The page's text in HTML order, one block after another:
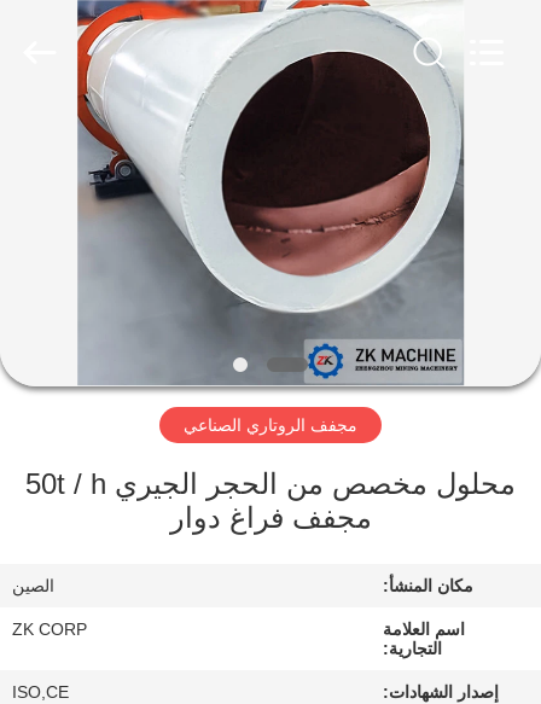
منتجات
أشرطة
عرض
الافتراضي
جولة
مجفف الروتاري الصناعي
محلول مخصص من الحجر الجيري 50t / h
مجفف فراغ دوار
مكان المنشأ: الصين
اسم العلامة
التجارية:
ZK CORP
إصدار الشهادات: ISO,CE